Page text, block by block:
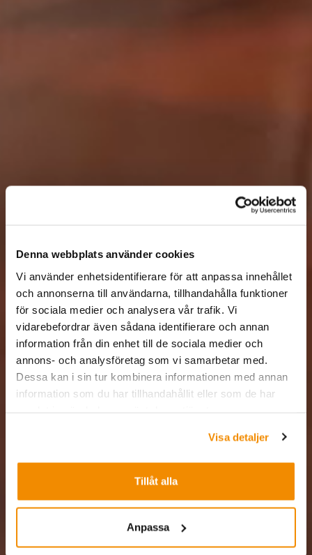
Denna webbplats använder cookies
Vi använder enhetsidentifierare för att anpassa innehållet
och annonserna till användarna, tillhandahålla funktioner
för sociala medier och analysera vår trafik. Vi
vidarebefordrar även sådana identifierare och annan
information från din enhet till de sociala medier och
annons- och analysföretag som vi samarbetar med.
Dessa kan i sin tur kombinera informationen med annan
information som du har tillhandahållit eller som de har
Visa detaljer
Tillåt alla
Anpassa